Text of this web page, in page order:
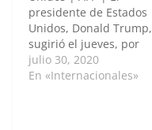
presidente de Estados
Unidos, Donald Trump,
sugirió el jueves, por
primera vez, un
posible aplazamiento
julio 30, 2020
En «Internacionales»